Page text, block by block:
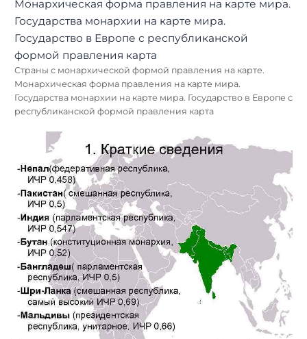
Страны с монархической формой правления на карте.
Монархическая форма правления на карте мира.
Государства монархии на карте мира. Государство в Европе с
республиканской формой правления карта